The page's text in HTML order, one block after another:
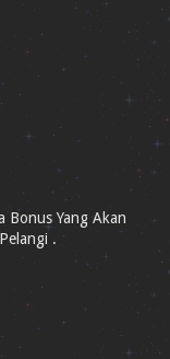
Bonus Yang Akan
.